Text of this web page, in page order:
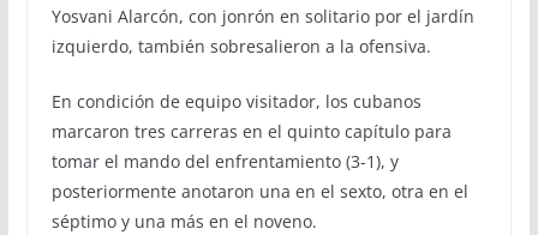
Yosvani Alarcón, con jonrón en solitario por el jardín
izquierdo, también sobresalieron a la ofensiva.
En condición de equipo visitador, los cubanos
marcaron tres carreras en el quinto capítulo para
tomar el mando del enfrentamiento (3-1), y
posteriormente anotaron una en el sexto, otra en el
séptimo y una más en el noveno.